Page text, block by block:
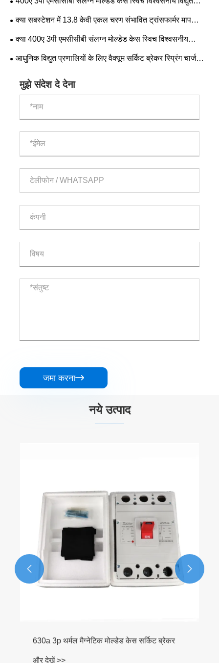
सुरक्षा के लिए पसंदीदा समाधान क्यों बन रहा है?
क्या सबस्टेशन में 13.8 केवी एकल चरण संभावित ट्रांसफार्मर माप
सटीकता, सुरक्षा विश्वसनीयता और ग्रिड प्रदर्शन में सुधार कर सकता है?
क्या 400ए 3पी एमसीसीबी संलग्न मोल्डेड केस स्विच विश्वसनीय
औद्योगिक विद्युत वितरण के लिए सर्वोत्तम विकल्प है
आधुनिक विद्युत प्रणालियों के लिए वैक्यूम सर्किट ब्रेकर स्प्रिंग चार्ज
मुझे संदेश दे देना
जमा करना
नये उत्पाद
और देखें >>
 